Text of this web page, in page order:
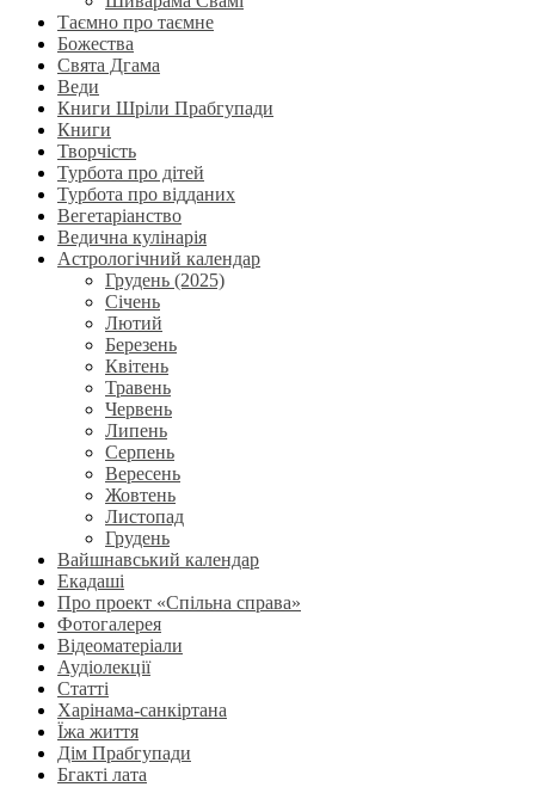
Таємно про таємне
Божества
Свята Дгама
Веди
Книги Шріли Прабгупади
Книги
Творчість
Турбота про дітей
Турбота про відданих
Вегетаріанство
Ведична кулінарія
Астрологічний календар
Грудень (2025)
Січень
Лютий
Березень
Квітень
Травень
Червень
Липень
Серпень
Вересень
Жовтень
Листопад
Грудень
Вайшнавський календар
Екадаші
Про проект «Спільна справа»
Фотогалерея
Відеоматеріали
Аудіолекції
Статті
Харінама-санкіртана
Їжа життя
Дім Прабгупади
Бгакті лата